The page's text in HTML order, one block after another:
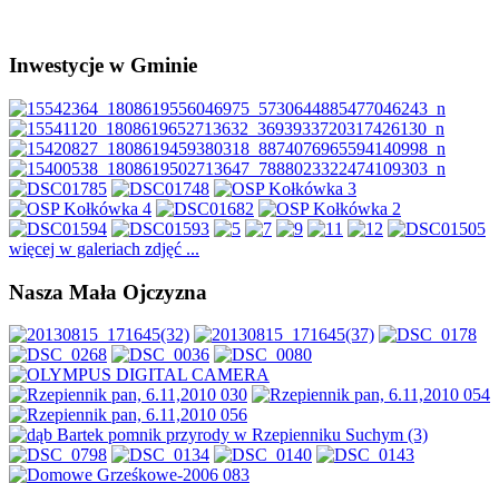
Inwestycje w Gminie
więcej w galeriach zdjęć ...
Nasza Mała Ojczyzna